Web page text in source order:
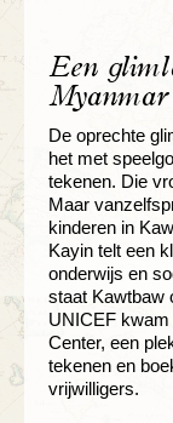
Een
Myanmar
De oprechte
het met
tekenen. Die
Maar
kinderen in
Kayin telt een
onderwijs en
staat Kawtbaw
UNICEF
Center, een
tekenen en
vrijwilligers.